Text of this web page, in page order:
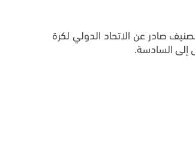
صادر عن الاتحاد الدولي لكرة
إلى السادسة.